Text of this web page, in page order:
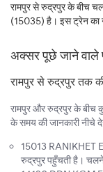
रामपुर से रुद्रपुर के बीच
(15035) है। इस ट्रेन का
अक्सर पूछे जाने वाले
रामपुर से रुद्रपुर तक
रामपुर और रुद्रपुर के बीच
के समय की जानकारी नीचे
15013 RANIKHET
रुद्रपुर पहुँचती है।